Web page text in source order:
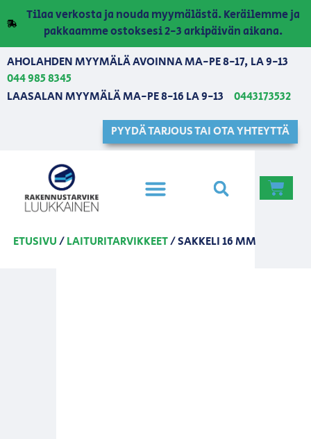
Tilaa verkosta ja nouda myymälästä. Keräilemme ja
pakkaamme ostoksesi 2-3 arkipäivän aikana.
AHOLAHDEN MYYMÄLÄ AVOINNA MA-PE 8-17, LA 9-13
044 985 8345
LAASALAN MYYMÄLÄ MA-PE 8-16 LA 9-13
0443173532
PYYDÄ TARJOUS TAI OTA YHTEYTTÄ
ETUSIVU/LAITURITARVIKKEET/ SAKKELI 16 MM